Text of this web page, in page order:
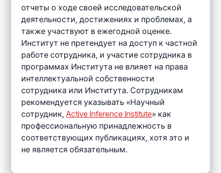
отчеты о ходе своей исследовательской
деятельности, достижениях и проблемах, а
также участвуют в ежегодной оценке.
Институт не претендует на доступ к частной
работе сотрудника, и участие сотрудника в
программах Института не влияет на права
интеллектуальной собственности
сотрудника или Института. Сотрудникам
рекомендуется указывать «Научный
сотрудник,Active Inference Institute» как
профессиональную принадлежность в
соответствующих публикациях, хотя это и
не является обязательным.